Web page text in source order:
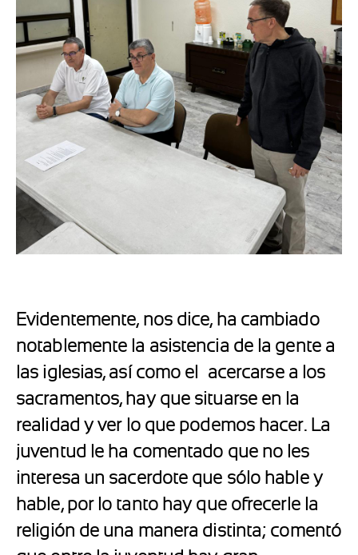
Evidentemente, nos dice, ha cambiado
notablemente la asistencia de la gente a
las iglesias, así como el acercarse a los
sacramentos, hay que situarse en la
realidad y ver lo que podemos hacer. La
juventud le ha comentado que no les
interesa un sacerdote que sólo hable y
hable, por lo tanto hay que ofrecerle la
religión de una manera distinta; comentó